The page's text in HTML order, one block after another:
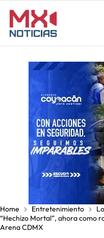
Home Entretenimiento
“Hechizo Mortal”, ahora como
Arena CDMX